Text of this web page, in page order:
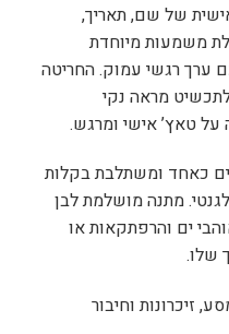
של שם, תאריך,
משמעות מיוחדת
ערך רגשי עמוק. החריטה
מראה נקי
על טאץ’ אישי ומרגש.
כאחד ומשתלבת בקלות
מתנה מושלמת לבן
ים והרפתקאות או
שלו.
זיכרונות וחיבור